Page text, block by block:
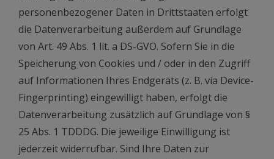
personenbezogener Daten in Drittstaaten erfolgt
die Datenverarbeitung außerdem auf Grundlage
von Art. 49 Abs. 1 lit. a DS-GVO. Sofern Sie in die
Speicherung von Cookies und / oder in den Zugriff
auf Informationen Ihres Endgeräts (z. B. via Device-
Fingerprinting) eingewilligt haben, erfolgt die
Datenverarbeitung zusätzlich auf Grundlage von §
25 Abs. 1 TDDDG. Die jeweilige Einwilligung ist
jederzeit widerrufbar. Sind Ihre Daten zur